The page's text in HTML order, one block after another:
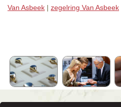
Van Asbeek | zegelring Van Asbeek